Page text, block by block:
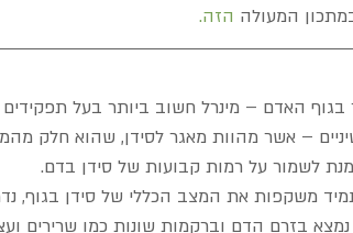
המעולה הזה.
בגוף האדם – מינרל חשוב ביותר בעל תפקידים
ובשיניים – אשר מהוות מאגר לסידן, שהוא
לשמור על רמות קבועות של סידן בדם.
משקפות את המצב הכללי של סידן בגוף,